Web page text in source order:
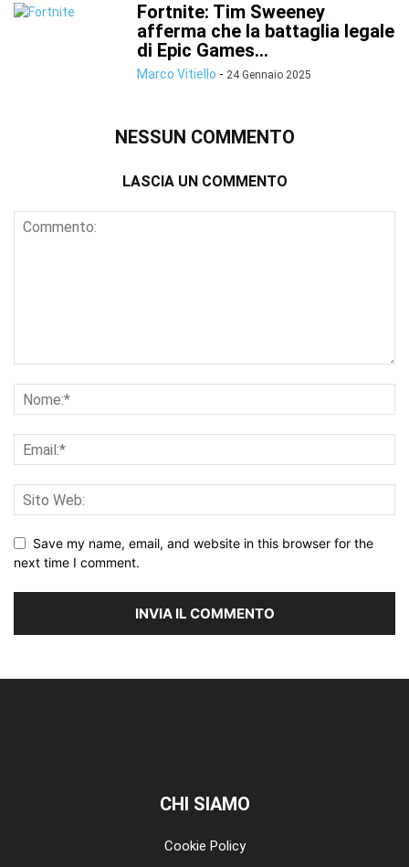
Fortnite: Tim Sweeney
afferma che la battaglia legale
di Epic Games...
Marco Vitiello - 24 Gennaio 2025
NESSUN COMMENTO
LASCIA UN COMMENTO
Save my name, email, and website in this browser for the
next time I comment.
CHI SIAMO
Cookie Policy